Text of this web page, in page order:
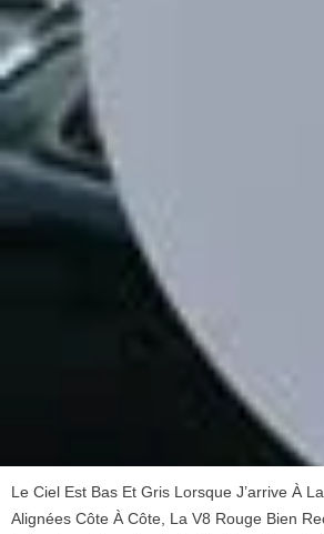
Le Ciel Est Bas Et Gris Lorsque J’arrive À
Alignées Côte À Côte, La V8 Rouge Bien